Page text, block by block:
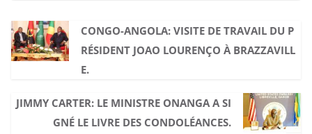
CONGO-ANGOLA: VISITE DE TRAVAIL DU P
RÉSIDENT JOAO LOURENÇO À BRAZZAVILL
E.
JIMMY CARTER: LE MINISTRE ONANGA A SI
GNÉ LE LIVRE DES CONDOLÉANCES.